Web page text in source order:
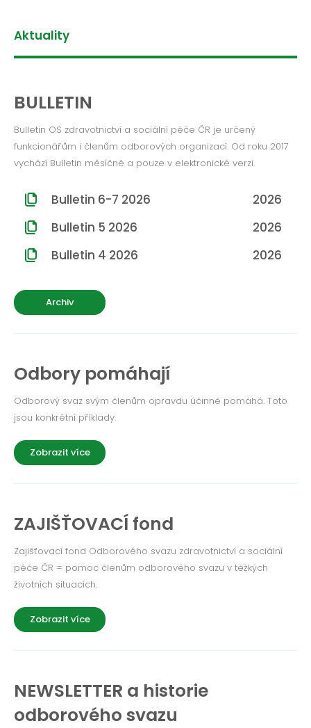
Aktuality
BULLETIN
Bulletin OS zdravotnictví a sociální péče ČR je určený
funkcionářům i členům odborových organizací. Od roku 2017
vychází Bulletin měsíčně a pouze v elektronické verzi.
Bulletin 6-7 2026
2026
Bulletin 5 2026
2026
Bulletin 4 2026
2026
Archiv
Odbory pomáhají
Odborový svaz svým členům opravdu účinně pomáhá. Toto
jsou konkrétní příklady.
Zobrazit více
ZAJIŠŤOVACÍ fond
Zajišťovací fond Odborového svazu zdravotnictví a sociální
péče ČR = pomoc členům odborového svazu v těžkých
životních situacích.
Zobrazit více
NEWSLETTER a historie
odborového svazu